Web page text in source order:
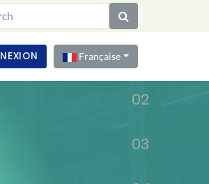
Française
03